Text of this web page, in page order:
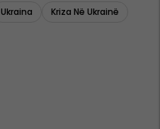
Ukraina
Kriza Në Ukrainë